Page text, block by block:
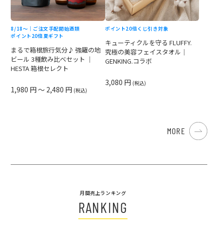
8/18〜｜ご注文手配開始酒類
ポイント20倍 夏ギフト
まるで箱根旅行気分♪ 強羅の地
ビール 3種飲み比べセット ｜
HESTA 箱根セレクト
1,980 円 ～ 2,480 円 (税込)
ポイント20倍 くじ引き対象
キューティクルを守る FLUFFY.
究極の美容フェイスタオル｜
GENKING.コラボ
3,080 円 (税込)
MORE
月間売上ランキング
RANKING